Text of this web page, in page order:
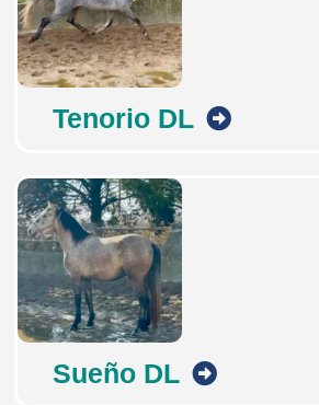
Tenorio DL
Sueño DL